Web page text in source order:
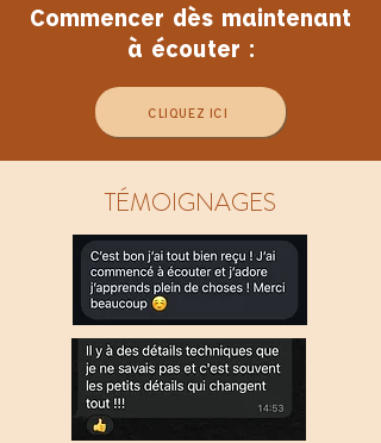
Commencer dès maintenant
à écouter :
CLIQUEZ ICI
TÉMOIGNAGES